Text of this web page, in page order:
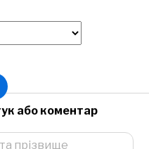
або коментар